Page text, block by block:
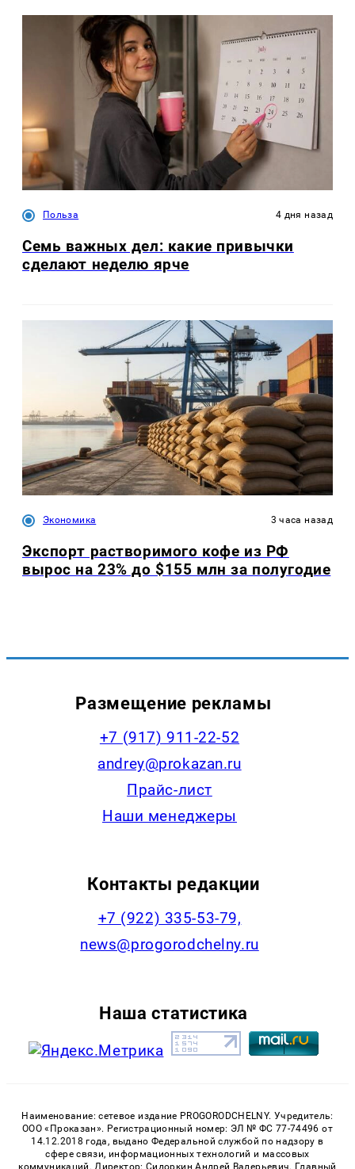
Польза 4 дня назад
Семь важных дел: какие привычки
сделают неделю ярче
Экономика 3 часа назад
Экспорт растворимого кофе из РФ
вырос на 23% до $155 млн за полугодие
Размещение рекламы
+7 (917) 911-22-52
andrey@prokazan.ru
Прайс-лист
Наши менеджеры
Контакты редакции
+7 (922) 335-53-79,
news@progorodchelny.ru
Наша статистика
Наименование: сетевое издание PROGORODCHELNY. Учредитель:
ООО «Проказан». Регистрационный номер: ЭЛ № ФС 77-74496 от
14.12.2018 года, выдано Федеральной службой по надзору в
сфере связи, информационных технологий и массовых
коммуникаций. Директор: Сидоркин Андрей Валерьевич. Главный